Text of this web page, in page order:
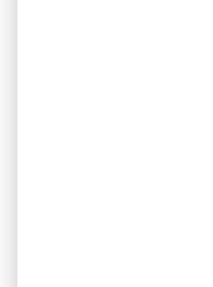
si
Pour
la
si